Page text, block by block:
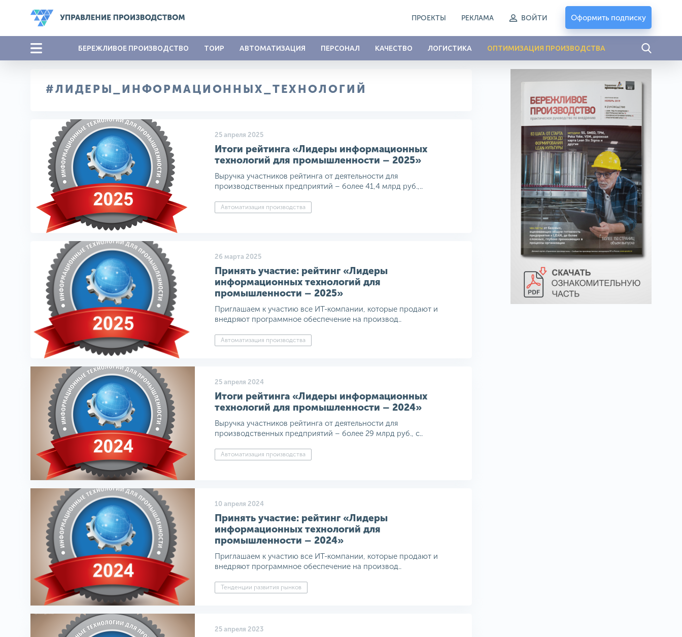
ПРОЕКТЫ РЕКЛАМА ВОЙТИ Оформить подписку
БЕРЕЖЛИВОЕ ПРОИЗВОДСТВО ТОИР АВТОМАТИЗАЦИЯ ПЕРСОНАЛ КАЧЕСТВО ЛОГИСТИКА ОПТИМИЗАЦИЯ ПРОИЗВОДСТВА
#ЛИДЕРЫ_ИНФОРМАЦИОННЫХ_ТЕХНОЛОГИЙ
25 апреля 2025
Итоги рейтинга «Лидеры информационных
технологий для промышленности – 2025»
Выручка участников рейтинга от деятельности для
производственных предприятий – более 41,4 млрд руб.,..
Автоматизация производства
26 марта 2025
Принять участие: рейтинг «Лидеры
информационных технологий для
промышленности – 2025»
Приглашаем к участию все ИТ-компании, которые продают и
внедряют программное обеспечение на производ..
Автоматизация производства
25 апреля 2024
Итоги рейтинга «Лидеры информационных
технологий для промышленности – 2024»
Выручка участников рейтинга от деятельности для
производственных предприятий – более 29 млрд руб., с..
Автоматизация производства
10 апреля 2024
Принять участие: рейтинг «Лидеры
информационных технологий для
промышленности – 2024»
Приглашаем к участию все ИТ-компании, которые продают и
внедряют программное обеспечение на производ..
Тенденции развития рынков
25 апреля 2023